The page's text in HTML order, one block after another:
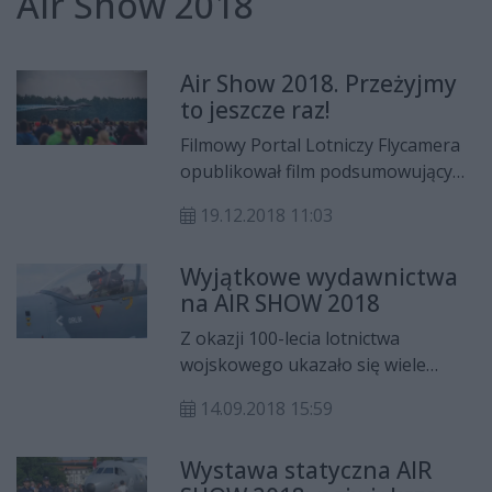
Air Show 2018. Przeżyjmy
to jeszcze raz!
Filmowy Portal Lotniczy Flycamera
opublikował film podsumowujący
Show 2018 w Radomiu. Znalazły się
wywiady z organizatorami oraz
pilotami. Przeżyjmy to jeszcze raz!
19.12.2018 11:03
Wyjątkowe wydawnictwa
na AIR SHOW 2018
Z okazji 100-lecia lotnictwa
wojskowego ukazało się wiele
poświęconych tematyce lotniczej, w
materiałem fotograficznym, karty
14.09.2018 15:59
Wystawa statyczna AIR